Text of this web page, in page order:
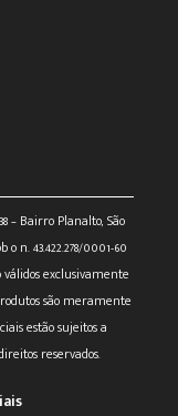
– Bairro Planalto, São
o n. 43.422.278/0001-60
válidos exclusivamente
são meramente
estão sujeitos a
reservados.